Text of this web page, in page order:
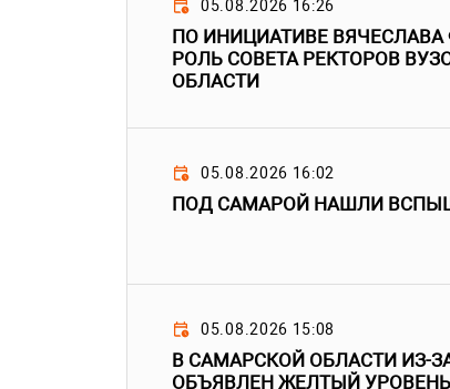
05.08.2026 16:26
ПО ИНИЦИАТИВЕ
РОЛЬ СОВЕТА РЕКТОРОВ
ОБЛАСТИ
05.08.2026 16:02
ПОД САМАРОЙ НАШЛИ
05.08.2026 15:08
В САМАРСКОЙ ОБЛАСТИ ИЗ-
ОБЪЯВЛЕН ЖЕЛТЫЙ